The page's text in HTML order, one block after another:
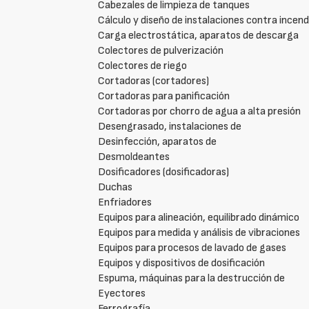
Cabezales de limpieza de tanques
Cálculo y diseño de instalaciones contra
Carga electrostática, aparatos de descarga
Colectores de pulverización
Colectores de riego
Cortadoras (cortadores)
Cortadoras para panificación
Cortadoras por chorro de agua a alta presión
Desengrasado, instalaciones de
Desinfección, aparatos de
Desmoldeantes
Dosificadores (dosificadoras)
Duchas
Enfriadores
Equipos para alineación, equilibrado dinámico
Equipos para medida y análisis de vibraciones
Equipos para procesos de lavado de gases
Equipos y dispositivos de dosificación
Espuma, máquinas para la destrucción de
Eyectores